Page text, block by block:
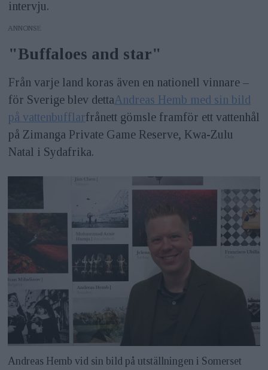
intervju.
ANNONS
"Buffaloes and star"
Från varje land koras även en nationell vinnare –
för Sverige blev dettaAndreas Hemb med sin bild
på vattenbufflarfrånett gömsle framför ett vattenhål
på Zimanga Private Game Reserve, Kwa-Zulu
Natal i Sydafrika.
Andreas Hemb vid sin bild på utställningen i Somerset